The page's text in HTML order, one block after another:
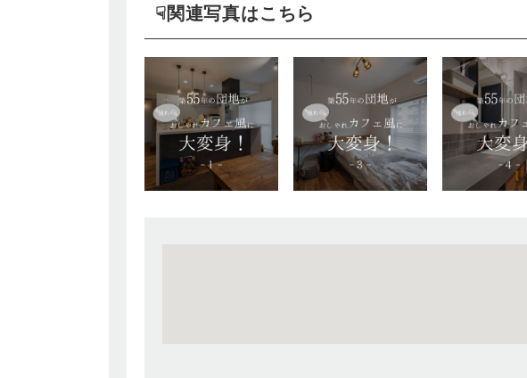
☟関連写真はこちら